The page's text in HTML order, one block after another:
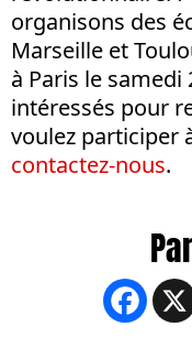
organisons des
Marseille et
à Paris le samedi
intéressés pour
voulez participer
contactez-nous.